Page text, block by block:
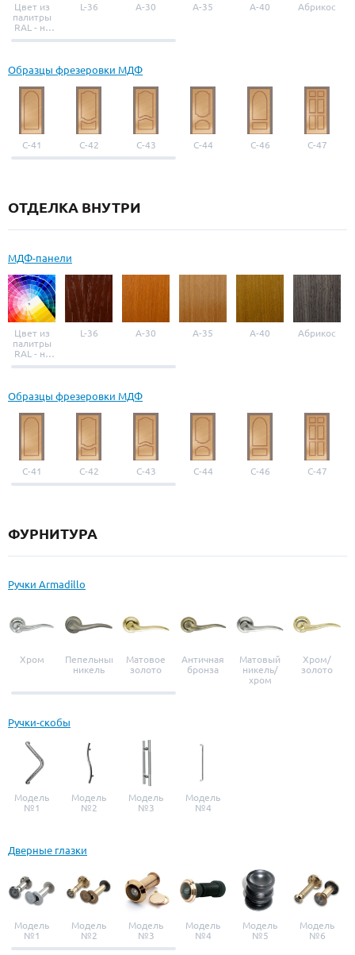
Цвет из
палитры
RAL - на
выбор
L-36 A-30 A-35 A-40 Абрикос
Образцы фрезеровки МДФ
С-41 С-42 С-43 С-44 С-46 С-47
ОТДЕЛКА ВНУТРИ
МДФ-панели
Цвет из
палитры
RAL - на
выбор
L-36 A-30 A-35 A-40 Абрикос
Образцы фрезеровки МДФ
С-41 С-42 С-43 С-44 С-46 С-47
ФУРНИТУРА
Ручки Armadillo
Хром
Пепельный
никель
Матовое
золото
Античная
бронза
Матовый
никель/
хром
Хром/
золото
Ручки-скобы
Модель
№1
Модель
№2
Модель
№3
Модель
№4
Дверные глазки
Модель
№1
Модель
№2
Модель
№3
Модель
№4
Модель
№5
Модель
№6